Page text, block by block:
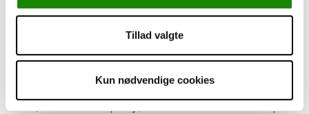
Tillad valgte
Kun nødvendige cookies
Tofi, Cleaner Spray, 500 ml. inkl. svamp